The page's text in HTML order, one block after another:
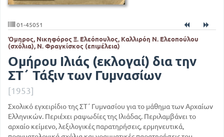
01-45051
Όμηρος, Νικηφόρος Ξ. Ελεόπουλος, Καλλιρόη Ν. Ελεοπούλου
(σχόλια), Ν. Φραγκίσκος (επιμέλεια)
Ομήρου Ιλιάς (εκλογαί) δια την
ΣΤ΄ Τάξιν των Γυμνασίων
[1953]
Σχολικό εγχειρίδιο της ΣΤ΄ Γυμνασίου για το μάθημα των Αρχαίων
Ελληνικών. Περιέχει ραψωδίες της Ιλιάδας. Περιλαμβάνει το
αρχαίο κείμενο, λεξιλογικές παρατηρήσεις, ερμηνευτικά,